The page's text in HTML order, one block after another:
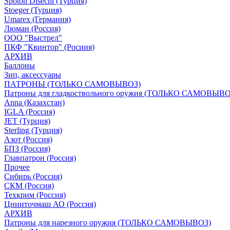
Stoeger (Турция)
Umarex (Германия)
Люман (Россия)
ООО "Выстрел"
ПКФ "Квинтор" (Росиия)
АРХИВ
Баллоны
Зип, аксессуары
ПАТРОНЫ (ТОЛЬКО САМОВЫВОЗ)
Патроны для гладкоствольного оружия (ТОЛЬКО
Anna (Казахстан)
IGLA (Россия)
JET (Турция)
Sterling (Турция)
Азот (Россия)
БПЗ (Россия)
Главпатрон (Россия)
Прочее
Сибирь (Россия)
СКМ (Россия)
Техкрим (Россия)
Цнииточмаш АО (Россия)
АРХИВ
Патроны для нарезного оружия (ТОЛЬКО САМОВЫВОЗ)